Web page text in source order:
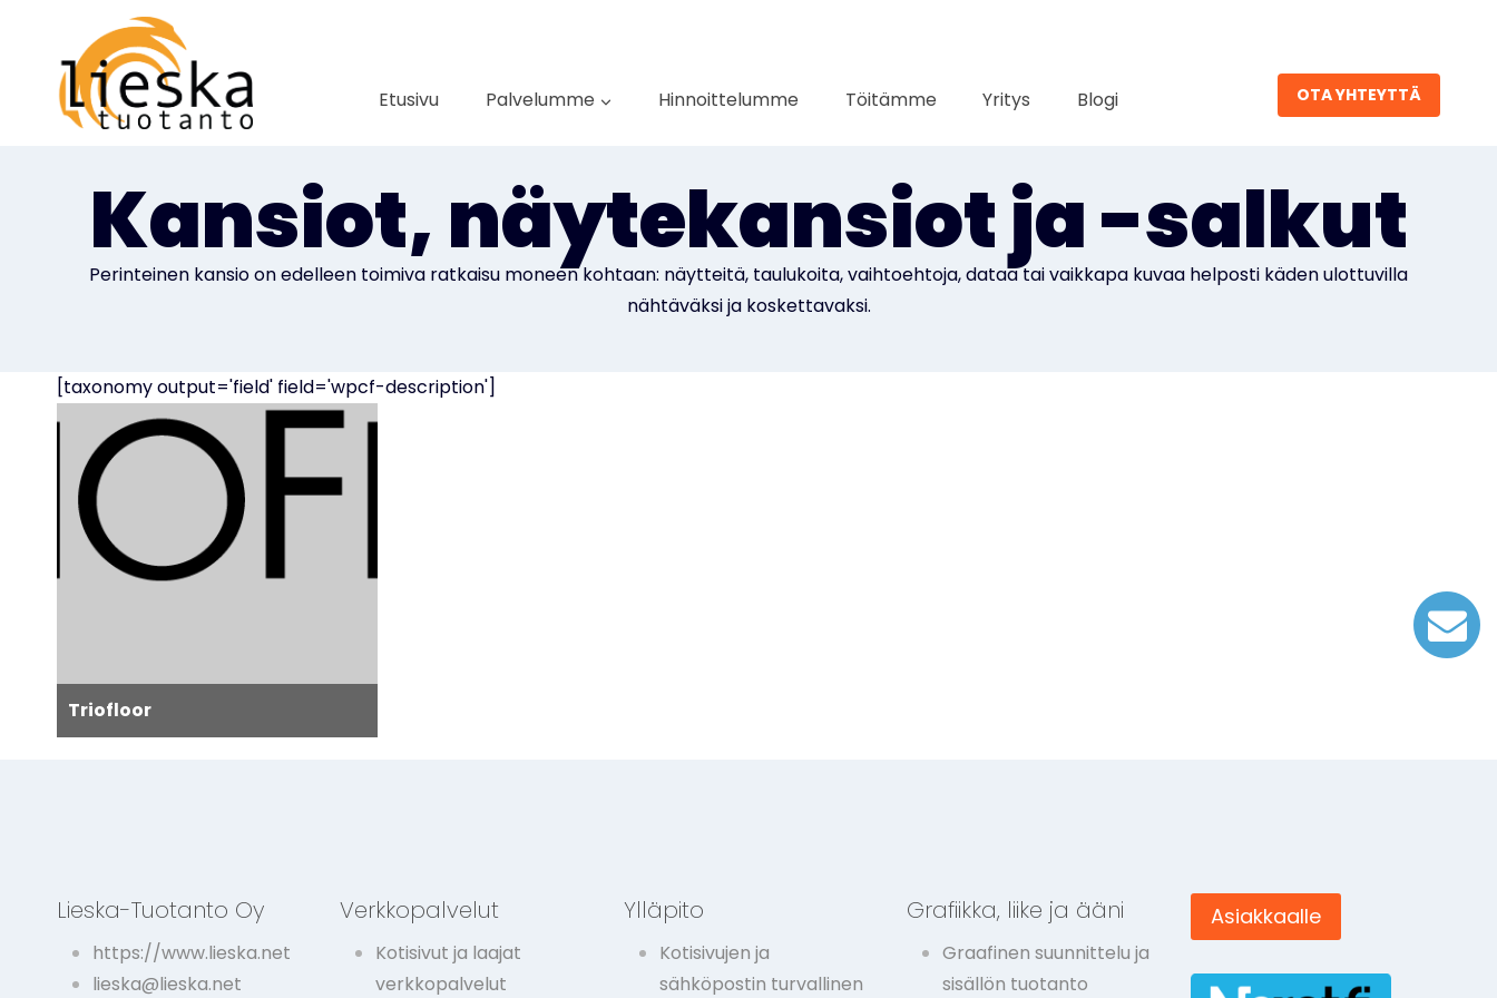
Etusivu Palvelumme Hinnoittelumme Töitämme Yritys Blogi OTA YHTEYTTÄ
Kansiot, näytekansiot ja -salkut
Perinteinen kansio on edelleen toimiva ratkaisu moneen kohtaan: näytteitä, taulukoita, vaihtoehtoja, dataa tai vaikkapa kuvaa helposti käden ulottuvilla
nähtäväksi ja koskettavaksi.
[taxonomy output='field' field='wpcf-description']
Triofloor
Lieska-Tuotanto Oy
https://www.lieska.net
lieska@lieska.net
Verkkopalvelut
Kotisivut ja laajat
verkkopalvelut
Ylläpito
Kotisivujen ja
sähköpostin turvallinen
Grafiikka, liike ja ääni
Graafinen suunnittelu ja
sisällön tuotanto
Asiakkaalle